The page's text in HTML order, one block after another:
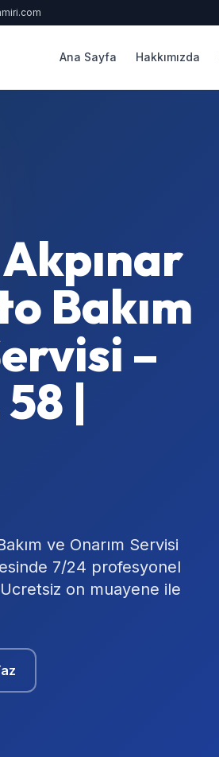
Ana Sayfa Hakkımızda
Bakım
–
|
ve Onarım Servisi
7/24 profesyonel
on muayene ile